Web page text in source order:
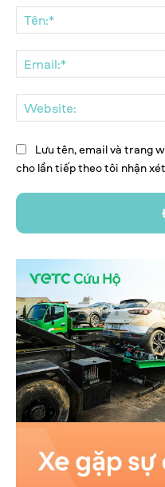
luận:
Lưu tên, email và trang
cho lần tiếp theo tôi nhận